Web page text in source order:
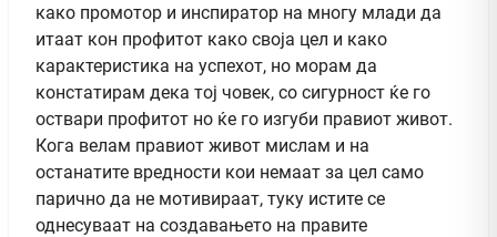
како промотор и инспиратор на многу млади да
итаат кон профитот како своја цел и како
карактеристика на успехот, но морам да
констатирам дека тој човек, со сигурност ќе го
оствари профитот но ќе го изгуби правиот живот.
Кога велам правиот живот мислам и на
останатите вредности кои немаат за цел само
парично да не мотивираат, туку истите се
однесуваат на создавањето на правите